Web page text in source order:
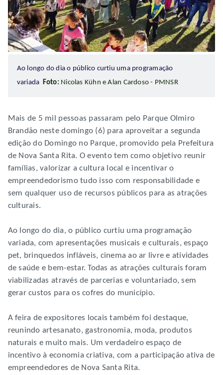
Ao longo do dia o público curtiu uma programação
variada Foto: Nicolas Kühn e Alan Cardoso - PMNSR
Mais de 5 mil pessoas passaram pelo Parque Olmiro
Brandão neste domingo (6) para aproveitar a segunda
edição do Domingo no Parque, promovido pela Prefeitura
de Nova Santa Rita. O evento tem como objetivo reunir
famílias, valorizar a cultura local e incentivar o
empreendedorismo tudo isso com responsabilidade e
sem qualquer uso de recursos públicos para as atrações
culturais.
Ao longo do dia, o público curtiu uma programação
variada, com apresentações musicais e culturais, espaço
pet, brinquedos infláveis, cinema ao ar livre e atividades
de saúde e bem-estar. Todas as atrações culturais foram
viabilizadas através de parcerias e voluntariado, sem
gerar custos para os cofres do município.
A feira de expositores locais também foi destaque,
reunindo artesanato, gastronomia, moda, produtos
naturais e muito mais. Um verdadeiro espaço de
incentivo à economia criativa, com a participação ativa de
empreendedores de Nova Santa Rita.